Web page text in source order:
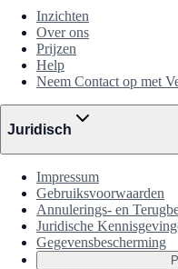
Inzichten
Over ons
Prijzen
Help
Neem Contact op met
Juridisch
Impressum
Gebruiksvoorwaarden
Annulerings- en
Juridische
Gegevensbescherming